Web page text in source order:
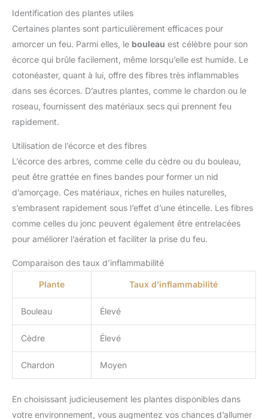
Identification des plantes utiles
Certaines plantes sont particulièrement efficaces pour
amorcer un feu. Parmi elles, le bouleau est célèbre pour son
écorce qui brûle facilement, même lorsqu’elle est humide. Le
cotonéaster, quant à lui, offre des fibres très inflammables
dans ses écorces. D’autres plantes, comme le chardon ou le
roseau, fournissent des matériaux secs qui prennent feu
rapidement.
Utilisation de l’écorce et des fibres
L’écorce des arbres, comme celle du cèdre ou du bouleau,
peut être grattée en fines bandes pour former un nid
d’amorçage. Ces matériaux, riches en huiles naturelles,
s’embrasent rapidement sous l’effet d’une étincelle. Les fibres
comme celles du jonc peuvent également être entrelacées
pour améliorer l’aération et faciliter la prise du feu.
Comparaison des taux d’inflammabilité
Plante Taux d’inflammabilité
Bouleau Élevé
Cèdre Élevé
Chardon Moyen
En choisissant judicieusement les plantes disponibles dans
votre environnement, vous augmentez vos chances d’allumer